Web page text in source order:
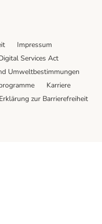
Impressum
Services Act
Umweltbestimmungen
Karriere
Erklärung zur Barrierefreiheit